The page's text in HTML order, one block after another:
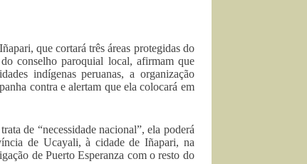
que cortará três áreas protegidas do
conselho paroquial local, afirmam que
indígenas peruanas, a organização
contra e alertam que ela colocará em
de “necessidade nacional”, ela poderá
de Ucayali, à cidade de Iñapari, na
de Puerto Esperanza com o resto do